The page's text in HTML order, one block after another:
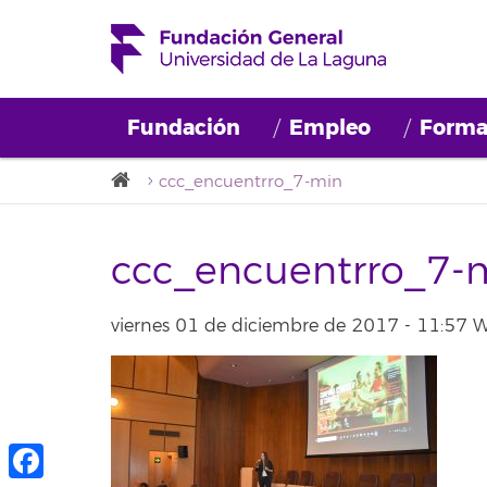
Fundación Empleo
ccc_encuentrro_7-min
ccc_encuentrro_7-
viernes 01 de diciembre de 2017 - 11:57